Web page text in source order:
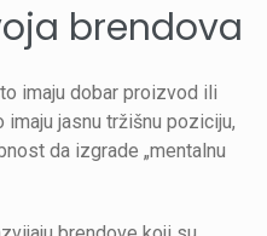
brendova
imaju dobar proizvod ili
jasnu tržišnu poziciju,
da izgrade „mentalnu